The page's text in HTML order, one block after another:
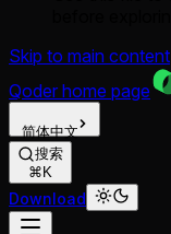
Skip to main content
Qoder home page
简体中文
搜索
⌘K
Download